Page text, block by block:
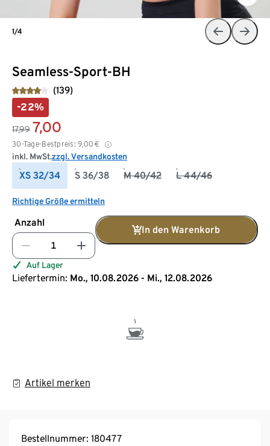
Seamless-Sport-BH
(139)
-22%
17,99 7,00
30-Tage-Bestpreis: 9,00 €
inkl. MwSt.zzgl. Versandkosten
XS 32/34 S 36/38 M 40/42 L 44/46
Richtige Größe ermitteln
Anzahl
In den Warenkorb
Auf Lager
Liefertermin: Mo., 10.08.2026 - Mi., 12.08.2026
Artikel merken
1/4
Bestellnummer: 180477